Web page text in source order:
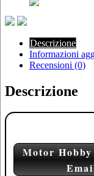
2013
-
2539L
quantità
Descrizione
Informazioni
Recensioni (0)
Descrizione
Motor